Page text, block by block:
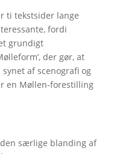
ti tekstsider lange
fordi
grundigt
der gør, at
af scenografi og
en Møllen-forestilling
særlige blanding af